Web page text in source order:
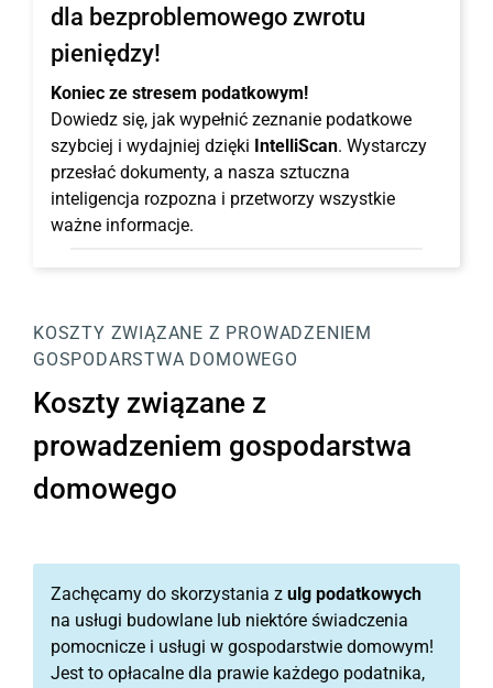
dla bezproblemowego zwrotu
pieniędzy!
Koniec ze stresem podatkowym!
Dowiedz się, jak wypełnić zeznanie podatkowe
szybciej i wydajniej dzięki IntelliScan. Wystarczy
przesłać dokumenty, a nasza sztuczna
inteligencja rozpozna i przetworzy wszystkie
ważne informacje.
KOSZTY ZWIĄZANE Z PROWADZENIEM
GOSPODARSTWA DOMOWEGO
Koszty związane z
prowadzeniem gospodarstwa
domowego
Zachęcamy do skorzystania z ulg podatkowych
na usługi budowlane lub niektóre świadczenia
pomocnicze i usługi w gospodarstwie domowym!
Jest to opłacalne dla prawie każdego podatnika,